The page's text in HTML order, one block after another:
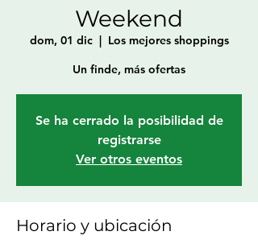
Weekend
dom, 01 dic
  |
Los mejores shoppings
Un finde, más ofertas
Se ha cerrado la posibilidad de
registrarse
Ver otros eventos
Horario y ubicación